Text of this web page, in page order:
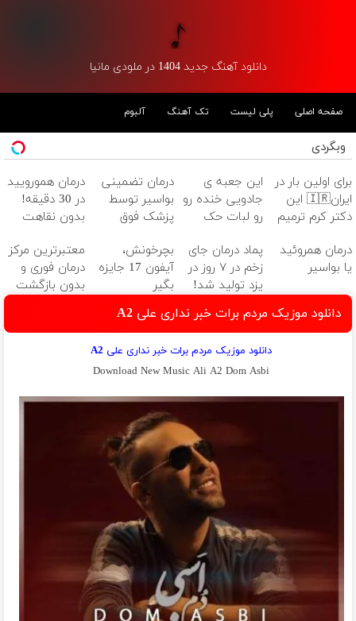
دانلود آهنگ جدید 1404 در ملودی مانیا
صفحه اصلی پلی لیست تک آهنگ آلبوم
وبگردی
برای اولین بار در
ایران🇮🇷 این
دکتر کرم ترمیم
ساخت!
این جعبه ی
جادویی خنده رو
رو لبات حک
خرید40%تخفیف
درمان تضمینی
بواسیر توسط
پزشک فوق
بازگشت
درمان همورویید
در 30 دقیقه!
بدون نقاهت
درمان همروئید
یا بواسیر
پماد درمان جای
زخم در ۷ روز در
یزد تولید شد!
بچرخونش،
آیفون 17 جایزه
بگیر
معتبرترین مرکز
درمان فوری و
بدون بازگشت
دانلود موزیک مردم برات خبر نداری علی A2
دانلود موزیک مردم برات خبر نداری علی A2
Download New Music Ali A2 Dom Asbi